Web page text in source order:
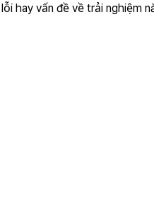
hay vấn đề về trải nghiệm